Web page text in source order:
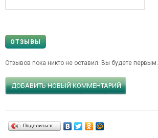
ОТЗЫВЫ
Отзывов пока никто не оставил. Вы будете первым.
ДОБАВИТЬ НОВЫЙ КОММЕНТАРИЙ
Поделиться…